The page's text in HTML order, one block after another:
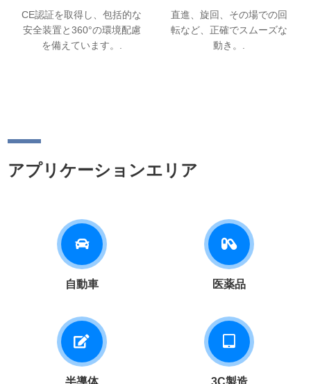
CE認証を取得し、包括的な
安全装置と360°の環境配慮
を備えています。.
直進、旋回、その場での回
転など、正確でスムーズな
動き。.
アプリケーションエリア
自動車 医薬品
半導体 3C製造